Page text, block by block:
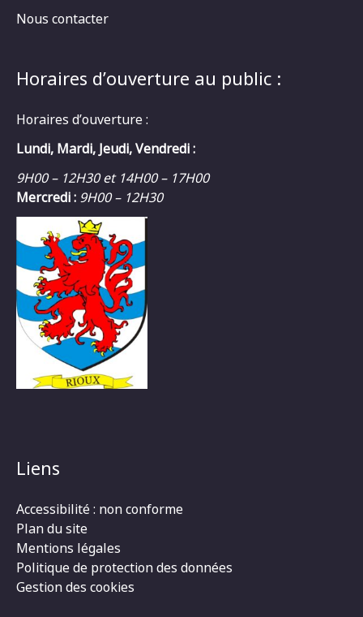
Nous contacter
Horaires d’ouverture au public :
Horaires d’ouverture :
Lundi, Mardi, Jeudi, Vendredi :
9H00 – 12H30 et 14H00 – 17H00
Mercredi : 9H00 – 12H30
Liens
Accessibilité : non conforme
Plan du site
Mentions légales
Politique de protection des données
Gestion des cookies